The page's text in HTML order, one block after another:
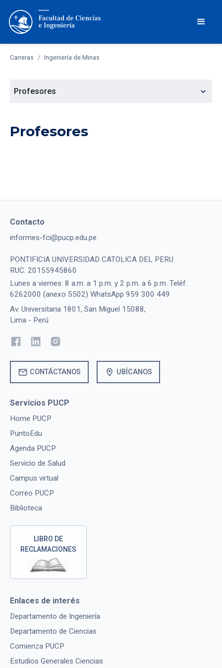
Carreras / Ingeniería de Minas
Profesores expand_more
Profesores
Contacto
informes-fci@pucp.edu.pe
PONTIFICIA UNIVERSIDAD CATOLICA DEL PERU
RUC: 20155945860
Lunes a viernes: 8 a.m. a 1 p.m. y 2 p.m. a 6 p.m. Teléf.
6262000 (anexo 5502) WhatsApp 959 300 449
Av. Universitaria 1801, San Miguel 15088,
Lima - Perú
mail CONTÁCTANOS location_on UBÍCANOS
Servicios PUCP
Home PUCP
PuntoEdu
Agenda PUCP
Servicio de Salud
Campus virtual
Correo PUCP
Biblioteca
LIBRO DE
RECLAMACIONES
Enlaces de interés
Departamento de Ingeniería
Departamento de Ciencias
Comienza PUCP
Estudios Generales Ciencias